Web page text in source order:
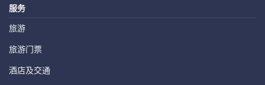
服务
旅游
旅游门票
酒店及交通